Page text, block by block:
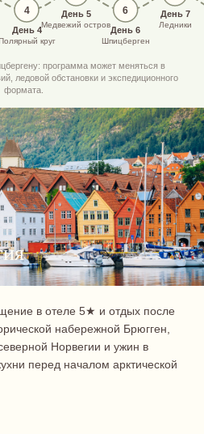
4
День 4
круг
День 5
Медвежий остров
6
День 6
Шпицберген
День 7
Ледники
программа может меняться в
ледовой обстановки и экспедиционного
формата.
в отеле 5★ и отдых после
набережной Брюгген,
Норвегии и ужин в
перед началом арктической